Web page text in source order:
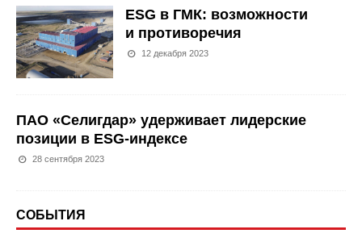
ESG в ГМК: возможности
и противоречия
12 декабря 2023
ПАО «Селигдар» удерживает лидерские
позиции в ESG-индексе
28 сентября 2023
СОБЫТИЯ